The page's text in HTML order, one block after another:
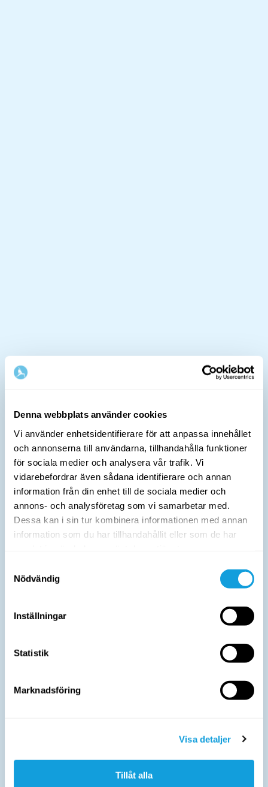
Denna webbplats använder cookies
Vi använder enhetsidentifierare för att anpassa innehållet
och annonserna till användarna, tillhandahålla funktioner
för sociala medier och analysera vår trafik. Vi
vidarebefordrar även sådana identifierare och annan
information från din enhet till de sociala medier och
annons- och analysföretag som vi samarbetar med.
Dessa kan i sin tur kombinera informationen med annan
information som du har tillhandahållit eller som de har
Nödvändig
Inställningar
Statistik
Marknadsföring
Visa detaljer
Tillåt alla
Reflektion & kartläggning